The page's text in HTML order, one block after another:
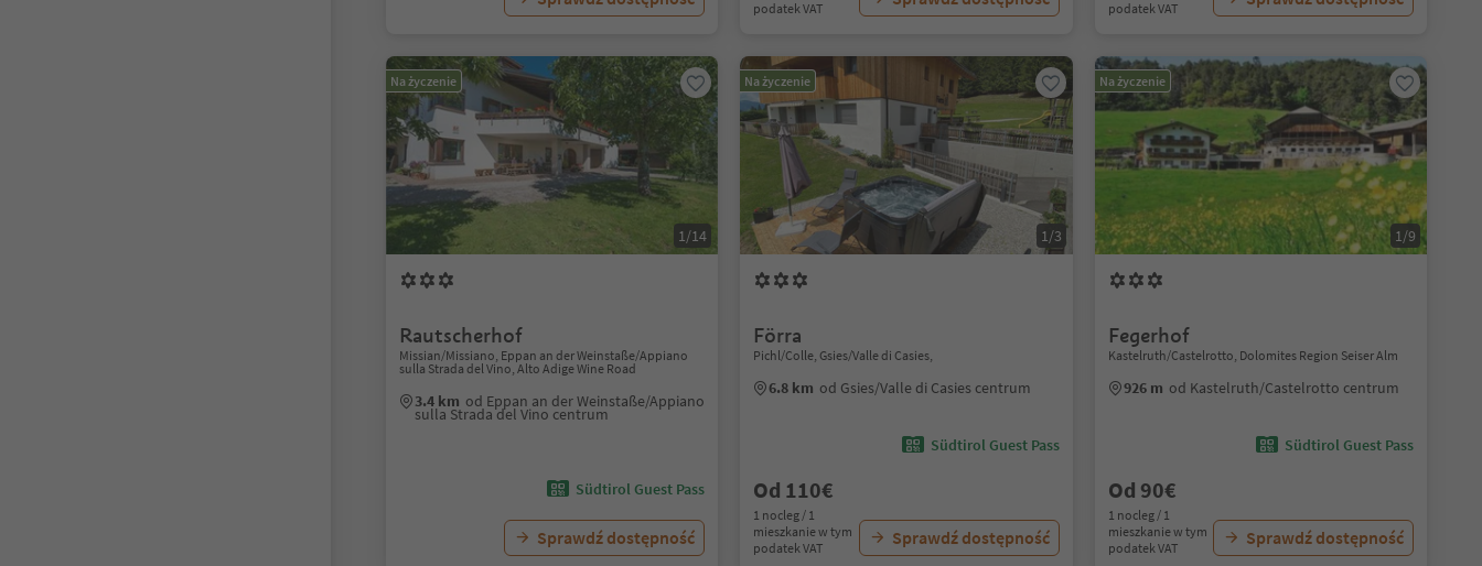
podatek VAT
podatek VAT
Na życzenie
1/14
Rautscherhof
Missian/Missiano, Eppan an der Weinstaße/Appiano
sulla Strada del Vino, Alto Adige Wine Road
3.4 km od Eppan an der Weinstaße/Appiano
sulla Strada del Vino centrum
Südtirol Guest Pass
Sprawdź dostępność
Na życzenie
1/3
Förra
Pichl/Colle, Gsies/Valle di Casies,
6.8 km od Gsies/Valle di Casies centrum
Südtirol Guest Pass
Od 110€
1 nocleg / 1
mieszkanie w tym
podatek VAT
Sprawdź dostępność
Na życzenie
1/9
Fegerhof
Kastelruth/Castelrotto, Dolomites Region Seiser Alm
926 m od Kastelruth/Castelrotto centrum
Südtirol Guest Pass
Od 90€
1 nocleg / 1
mieszkanie w tym
podatek VAT
Sprawdź dostępność